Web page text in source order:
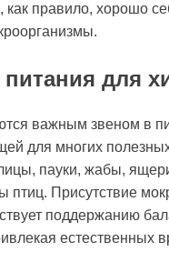
как правило, хорошо
питания для
важным звеном в
для многих
пауки, жабы,
птиц. Присутствие
поддержанию
естественных